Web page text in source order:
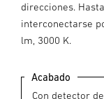
direcciones.
interconectarse
lm, 3000 K.
Acabado